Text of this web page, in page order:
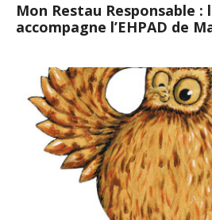
Mon Restau Responsable :
accompagne l’EHPAD de